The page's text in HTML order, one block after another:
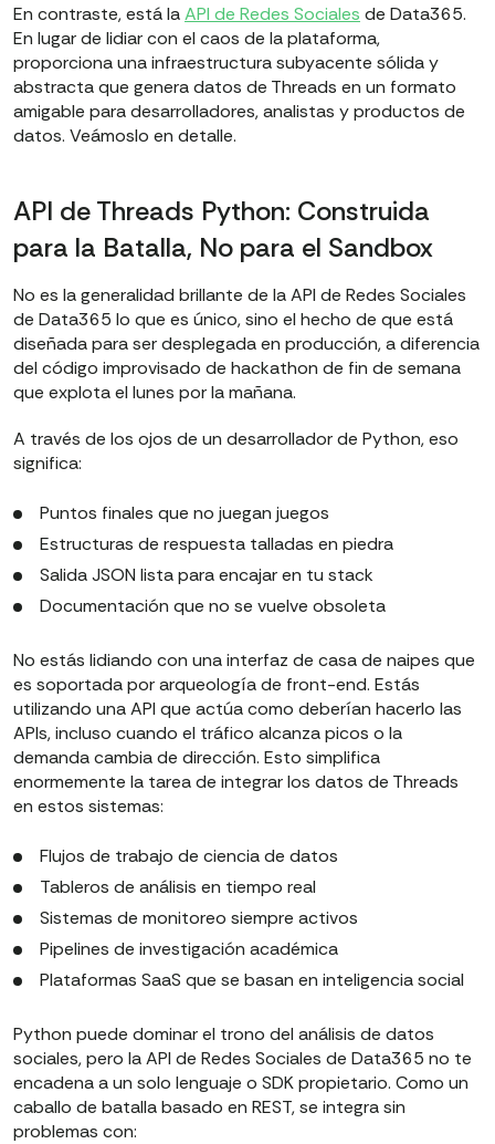
En contraste, está laAPI de Redes Sociales de Data365.
En lugar de lidiar con el caos de la plataforma,
proporciona una infraestructura subyacente sólida y
abstracta que genera datos de Threads en un formato
amigable para desarrolladores, analistas y productos de
datos. Veámoslo en detalle.
API de Threads Python: Construida
para la Batalla, No para el Sandbox
No es la generalidad brillante de la API de Redes Sociales
de Data365 lo que es único, sino el hecho de que está
diseñada para ser desplegada en producción, a diferencia
del código improvisado de hackathon de fin de semana
que explota el lunes por la mañana.
A través de los ojos de un desarrollador de Python, eso
significa:
Puntos finales que no juegan juegos
Estructuras de respuesta talladas en piedra
Salida JSON lista para encajar en tu stack
Documentación que no se vuelve obsoleta
No estás lidiando con una interfaz de casa de naipes que
es soportada por arqueología de front-end. Estás
utilizando una API que actúa como deberían hacerlo las
APIs, incluso cuando el tráfico alcanza picos o la
demanda cambia de dirección. Esto simplifica
enormemente la tarea de integrar los datos de Threads
en estos sistemas:
Flujos de trabajo de ciencia de datos
Tableros de análisis en tiempo real
Sistemas de monitoreo siempre activos
Pipelines de investigación académica
Plataformas SaaS que se basan en inteligencia social
Python puede dominar el trono del análisis de datos
sociales, pero la API de Redes Sociales de Data365 no te
encadena a un solo lenguaje o SDK propietario. Como un
caballo de batalla basado en REST, se integra sin
problemas con: